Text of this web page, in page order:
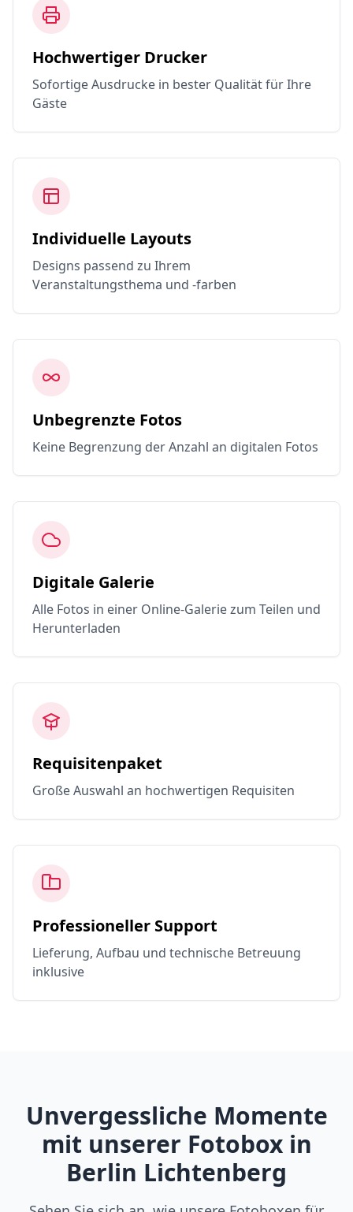
Hochwertiger Drucker
Sofortige Ausdrucke in bester Qualität für Ihre
Gäste
Individuelle Layouts
Designs passend zu Ihrem
Veranstaltungsthema und -farben
Unbegrenzte Fotos
Keine Begrenzung der Anzahl an digitalen Fotos
Digitale Galerie
Alle Fotos in einer Online-Galerie zum Teilen und
Herunterladen
Requisitenpaket
Große Auswahl an hochwertigen Requisiten
Professioneller Support
Lieferung, Aufbau und technische Betreuung
inklusive
Unvergessliche Momente
mit unserer Fotobox in
Berlin Lichtenberg